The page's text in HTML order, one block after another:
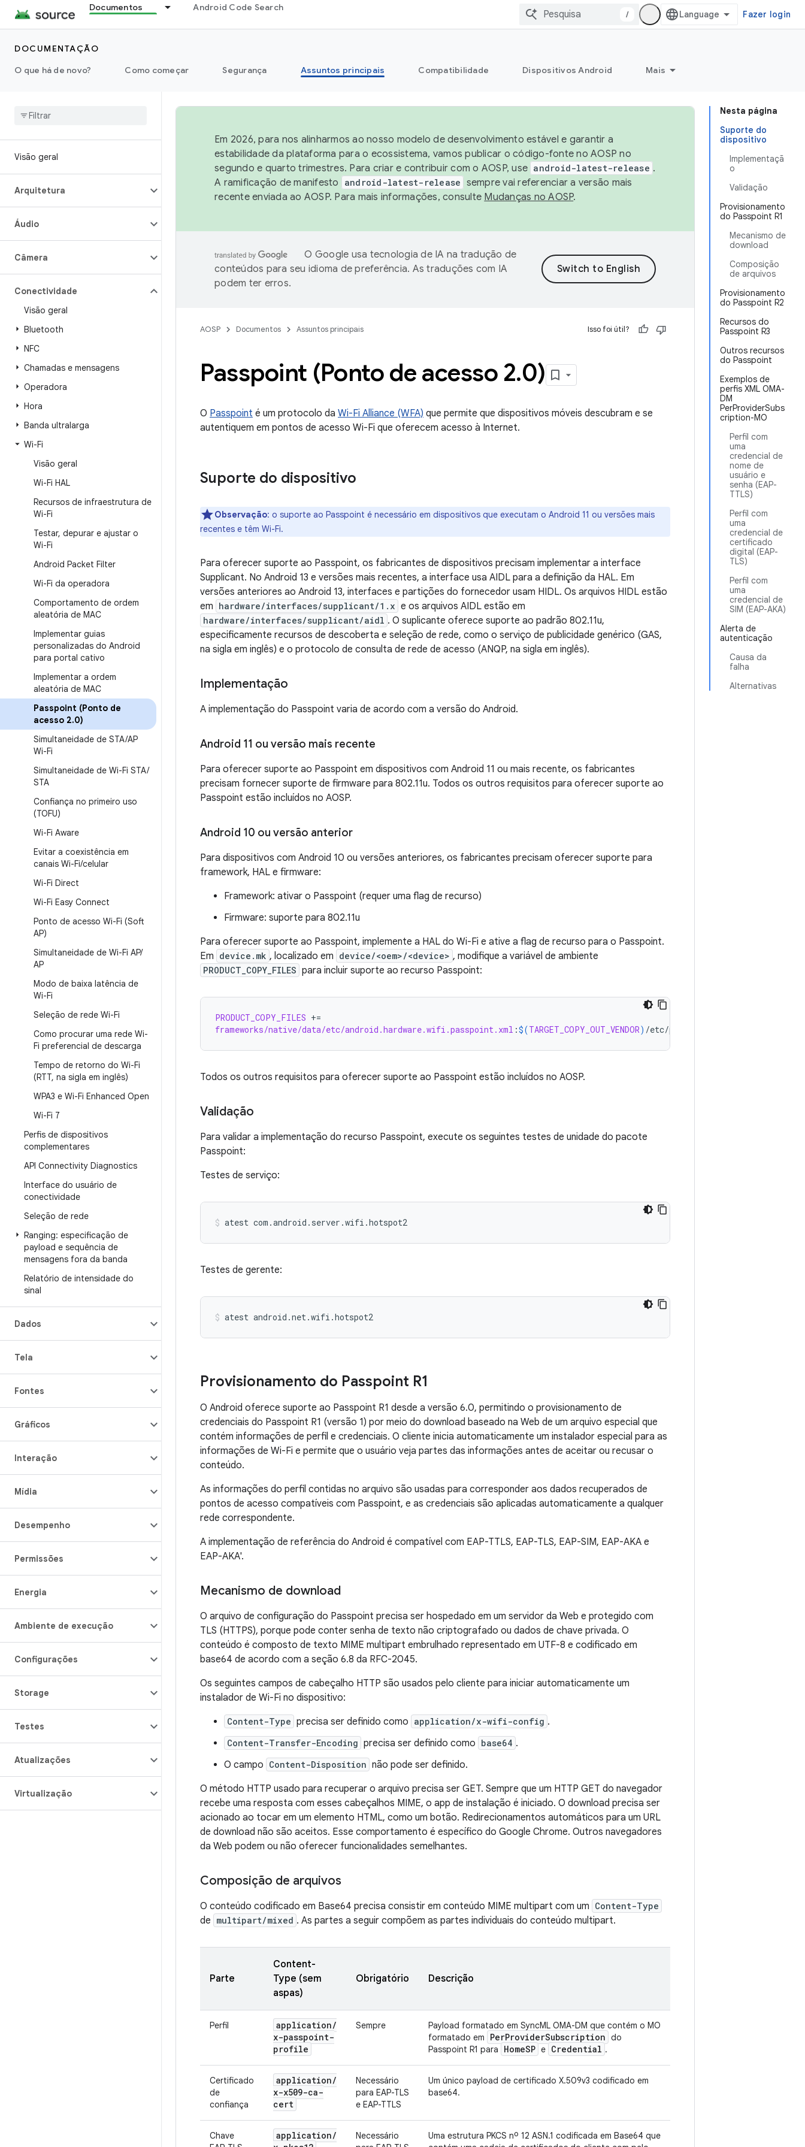
Documentos Android Code Search
/ Fazer login
DOCUMENTAÇÃO
O que há de novo?
Como começar Segurança Assuntos principais Compatibilidade Dispositivos Android Mais
Visão geral
Arquitetura
Áudio
Câmera
Conectividade
Visão geral
Bluetooth
NFC
Chamadas e mensagens
Operadora
Hora
Banda ultralarga
Wi-Fi
Visão geral
Wi-Fi HAL
Recursos de infraestrutura de
Wi-Fi
Testar, depurar e ajustar o
Wi-Fi
Android Packet Filter
Wi-Fi da operadora
Comportamento de ordem
aleatória de MAC
Implementar guias
personalizadas do Android
para portal cativo
Implementar a ordem
aleatória de MAC
Passpoint (Ponto de
acesso 2.0)
Simultaneidade de STA/AP
Wi-Fi
Simultaneidade de Wi-Fi STA/
STA
Confiança no primeiro uso
(TOFU)
Wi-Fi Aware
Evitar a coexistência em
canais Wi-Fi/celular
Wi-Fi Direct
Wi-Fi Easy Connect
Ponto de acesso Wi-Fi (Soft
AP)
Simultaneidade de Wi-Fi AP/
AP
Modo de baixa latência de
Wi-Fi
Seleção de rede Wi-Fi
Como procurar uma rede Wi-
Fi preferencial de descarga
Tempo de retorno do Wi-Fi
(RTT, na sigla em inglês)
WPA3 e Wi-Fi Enhanced Open
Wi-Fi 7
Perfis de dispositivos
complementares
API Connectivity Diagnostics
Interface do usuário de
conectividade
Seleção de rede
Ranging: especificação de
payload e sequência de
mensagens fora da banda
Relatório de intensidade do
sinal
Dados
Tela
Fontes
Gráficos
Interação
Mídia
Desempenho
Permissões
Energia
Ambiente de execução
Configurações
Storage
Testes
Atualizações
Virtualização
Nesta página
Suporte do
dispositivo
Implementaçã
o
Validação
Provisionamento
do Passpoint R1
Mecanismo de
download
Composição
de arquivos
Provisionamento
do Passpoint R2
Recursos do
Passpoint R3
Outros recursos
do Passpoint
Exemplos de
perfis XML OMA-
DM
PerProviderSubs
cription-MO
Perfil com
uma
credencial de
nome de
usuário e
senha (EAP-
TTLS)
Perfil com
uma
credencial de
certificado
digital (EAP-
TLS)
Perfil com
uma
credencial de
SIM (EAP-AKA)
Alerta de
autenticação
Causa da
falha
Alternativas
Em 2026, para nos alinharmos ao nosso modelo de desenvolvimento estável e garantir a
estabilidade da plataforma para o ecossistema, vamos publicar o código-fonte no AOSP no
segundo e quarto trimestres. Para criar e contribuir com o AOSP, use android-latest-release .
A ramificação de manifesto
android-latest-release sempre vai referenciar a versão mais
recente enviada ao AOSP. Para mais informações, consulte Mudanças no AOSP.
O Google usa tecnologia de IA na tradução de
conteúdos para seu idioma de preferência. As traduções com IA
podem ter erros.
AOSP Documentos Assuntos principais Isso foi útil?
Passpoint (Ponto de acesso 2.0)
O Passpoint é um protocolo da Wi-Fi Alliance (WFA) que permite que dispositivos móveis descubram e se
autentiquem em pontos de acesso Wi-Fi que oferecem acesso à Internet.
Suporte do dispositivo
Observação: o suporte ao Passpoint é necessário em dispositivos que executam o Android 11 ou versões mais
recentes e têm Wi-Fi.
Para oferecer suporte ao Passpoint, os fabricantes de dispositivos precisam implementar a interface
Supplicant. No Android 13 e versões mais recentes, a interface usa AIDL para a definição da HAL. Em
versões anteriores ao Android 13, interfaces e partições do fornecedor usam HIDL. Os arquivos HIDL estão
em hardware/interfaces/supplicant/1.x e os arquivos AIDL estão em
hardware/interfaces/supplicant/aidl . O suplicante oferece suporte ao padrão 802.11u,
especificamente recursos de descoberta e seleção de rede, como o serviço de publicidade genérico (GAS,
na sigla em inglês) e o protocolo de consulta de rede de acesso (ANQP, na sigla em inglês).
Implementação
A implementação do Passpoint varia de acordo com a versão do Android.
Android 11 ou versão mais recente
Para oferecer suporte ao Passpoint em dispositivos com Android 11 ou mais recente, os fabricantes
precisam fornecer suporte de firmware para 802.11u. Todos os outros requisitos para oferecer suporte ao
Passpoint estão incluídos no AOSP.
Android 10 ou versão anterior
Para dispositivos com Android 10 ou versões anteriores, os fabricantes precisam oferecer suporte para
framework, HAL e firmware:
Framework: ativar o Passpoint (requer uma flag de recurso)
Firmware: suporte para 802.11u
Para oferecer suporte ao Passpoint, implemente a HAL do Wi-Fi e ative a flag de recurso para o Passpoint.
Em device.mk , localizado em device/<oem>/<device> , modifique a variável de ambiente
PRODUCT_COPY_FILES para incluir suporte ao recurso Passpoint:
PRODUCT_COPY_FILES +=
frameworks/native/data/etc/android.hardware.wifi.passpoint.xml :$(TARGET_COPY_OUT_VENDOR) /etc/permissions
Todos os outros requisitos para oferecer suporte ao Passpoint estão incluídos no AOSP.
Validação
Para validar a implementação do recurso Passpoint, execute os seguintes testes de unidade do pacote
Passpoint:
Testes de serviço:
atest com.android.server.wifi.hotspot2
Testes de gerente:
atest android.net.wifi.hotspot2
Provisionamento do Passpoint R1
O Android oferece suporte ao Passpoint R1 desde a versão 6.0, permitindo o provisionamento de
credenciais do Passpoint R1 (versão 1) por meio do download baseado na Web de um arquivo especial que
contém informações de perfil e credenciais. O cliente inicia automaticamente um instalador especial para as
informações de Wi-Fi e permite que o usuário veja partes das informações antes de aceitar ou recusar o
conteúdo.
As informações do perfil contidas no arquivo são usadas para corresponder aos dados recuperados de
pontos de acesso compatíveis com Passpoint, e as credenciais são aplicadas automaticamente a qualquer
rede correspondente.
A implementação de referência do Android é compatível com EAP-TTLS, EAP-TLS, EAP-SIM, EAP-AKA e
EAP-AKA'.
Mecanismo de download
O arquivo de configuração do Passpoint precisa ser hospedado em um servidor da Web e protegido com
TLS (HTTPS), porque pode conter senha de texto não criptografado ou dados de chave privada. O
conteúdo é composto de texto MIME multipart embrulhado representado em UTF-8 e codificado em
base64 de acordo com a seção 6.8 da RFC-2045.
Os seguintes campos de cabeçalho HTTP são usados pelo cliente para iniciar automaticamente um
instalador de Wi-Fi no dispositivo:
Content-Type precisa ser definido como application/x-wifi-config .
Content-Transfer-Encoding precisa ser definido como base64 .
O campo Content-Disposition não pode ser definido.
O método HTTP usado para recuperar o arquivo precisa ser GET. Sempre que um HTTP GET do navegador
recebe uma resposta com esses cabeçalhos MIME, o app de instalação é iniciado. O download precisa ser
acionado ao tocar em um elemento HTML, como um botão. Redirecionamentos automáticos para um URL
de download não são aceitos. Esse comportamento é específico do Google Chrome. Outros navegadores
da Web podem ou não oferecer funcionalidades semelhantes.
Composição de arquivos
O conteúdo codificado em Base64 precisa consistir em conteúdo MIME multipart com um Content-Type
de multipart/mixed . As partes a seguir compõem as partes individuais do conteúdo multipart.
Parte
Content-
Type (sem
aspas)
Obrigatório Descrição
Perfil application/
x-passpoint-
profile
Sempre
Payload formatado em SyncML OMA-DM que contém o MO
formatado em
PerProviderSubscription do
Passpoint R1 para
HomeSP e Credential .
Certificado
de
confiança
application/
x-x509-ca-
cert
Necessário
para EAP-TLS
e EAP-TTLS
Um único payload de certificado X.509v3 codificado em
base64.
Chave
application/
Necessário
Uma estrutura PKCS nº 12 ASN.1 codificada em Base64 que